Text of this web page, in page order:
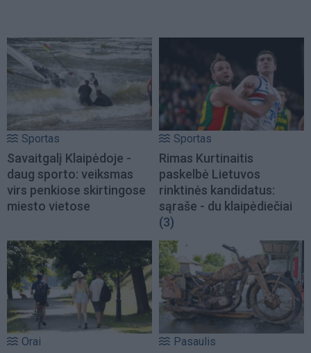
Sportas
Savaitgalį Klaipėdoje -
daug sporto: veiksmas
virs penkiose skirtingose
miesto vietose
Sportas
Rimas Kurtinaitis
paskelbė Lietuvos
rinktinės kandidatus:
sąraše - du klaipėdiečiai
(3)
Orai Pasaulis